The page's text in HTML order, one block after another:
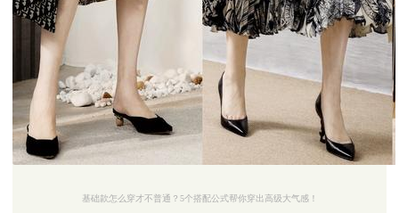
基础款怎么穿才不普通？5个搭配公式帮你穿出高级大气感！